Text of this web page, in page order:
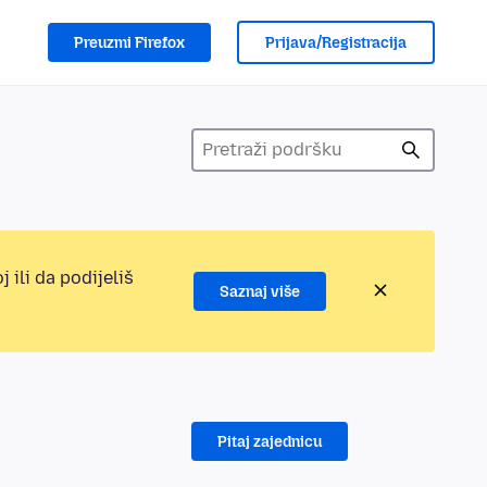
Preuzmi Firefox Prijava/Registracija
ili da podijeliš
Saznaj više
Pitaj zajednicu